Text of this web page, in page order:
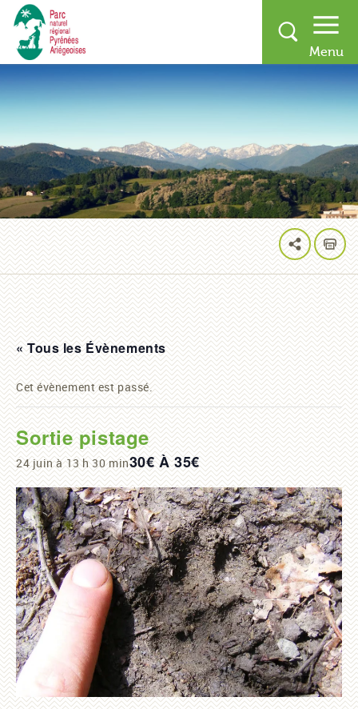
« Tous les Évènements
Cet évènement est passé.
Sortie pistage
24 juin à 13 h 30 min30€ À 35€